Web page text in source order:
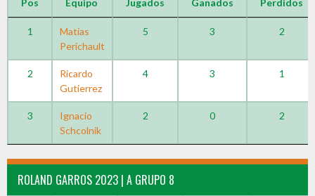
Pos Equipo Jugados Ganados Perdidos
1
Matias
Perichault
5 3 2
2
Ricardo
Gutierrez
4 3 1
3
Ignacio
Schcolnik
2 0 2
ROLAND GARROS 2023 | A GRUPO 8